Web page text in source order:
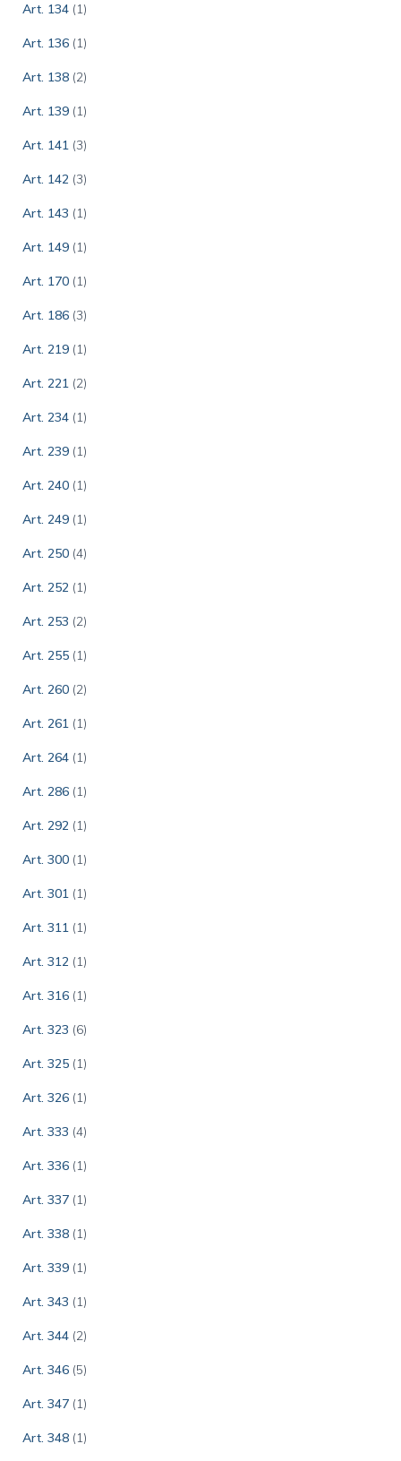
Art. 134 (1)
Art. 136 (1)
Art. 138 (2)
Art. 139 (1)
Art. 141 (3)
Art. 142 (3)
Art. 143 (1)
Art. 149 (1)
Art. 170 (1)
Art. 186 (3)
Art. 219 (1)
Art. 221 (2)
Art. 234 (1)
Art. 239 (1)
Art. 240 (1)
Art. 249 (1)
Art. 250 (4)
Art. 252 (1)
Art. 253 (2)
Art. 255 (1)
Art. 260 (2)
Art. 261 (1)
Art. 264 (1)
Art. 286 (1)
Art. 292 (1)
Art. 300 (1)
Art. 301 (1)
Art. 311 (1)
Art. 312 (1)
Art. 316 (1)
Art. 323 (6)
Art. 325 (1)
Art. 326 (1)
Art. 333 (4)
Art. 336 (1)
Art. 337 (1)
Art. 338 (1)
Art. 339 (1)
Art. 343 (1)
Art. 344 (2)
Art. 346 (5)
Art. 347 (1)
Art. 348 (1)